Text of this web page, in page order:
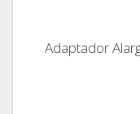
Adaptador